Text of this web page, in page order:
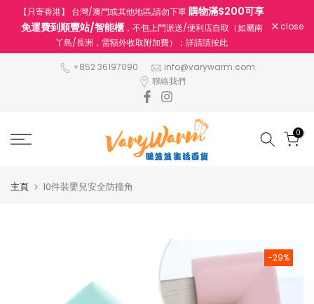
【只寄香港】 台灣/澳門或其他地區,請勿下單購物滿$200可享
免運費到順豐站/智能櫃，不包上門派送/便利店自取（如屬南
丫島/長洲，需額外收取附加費）；詳請請按此
close
+852 36197090
info@varywarm.com
聯絡我們
0
主頁 10件裝嬰兒安全防撞角
-29%